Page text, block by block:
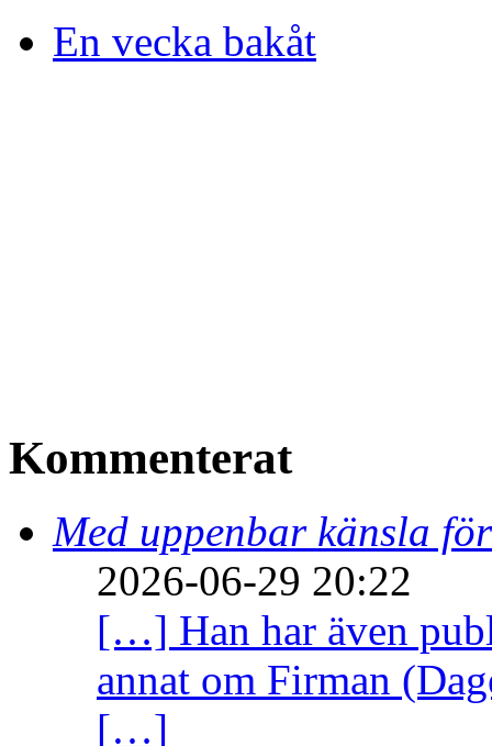
En vecka bakåt
Kommenterat
Med uppenbar känsla
2026-06-29 20:22
[…] Han har även
annat om Firman
[…]